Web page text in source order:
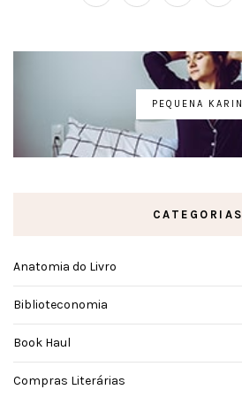
PEQUENA KARIN
CATEGORIAS
Anatomia do Livro
Biblioteconomia
Book Haul
Compras Literárias